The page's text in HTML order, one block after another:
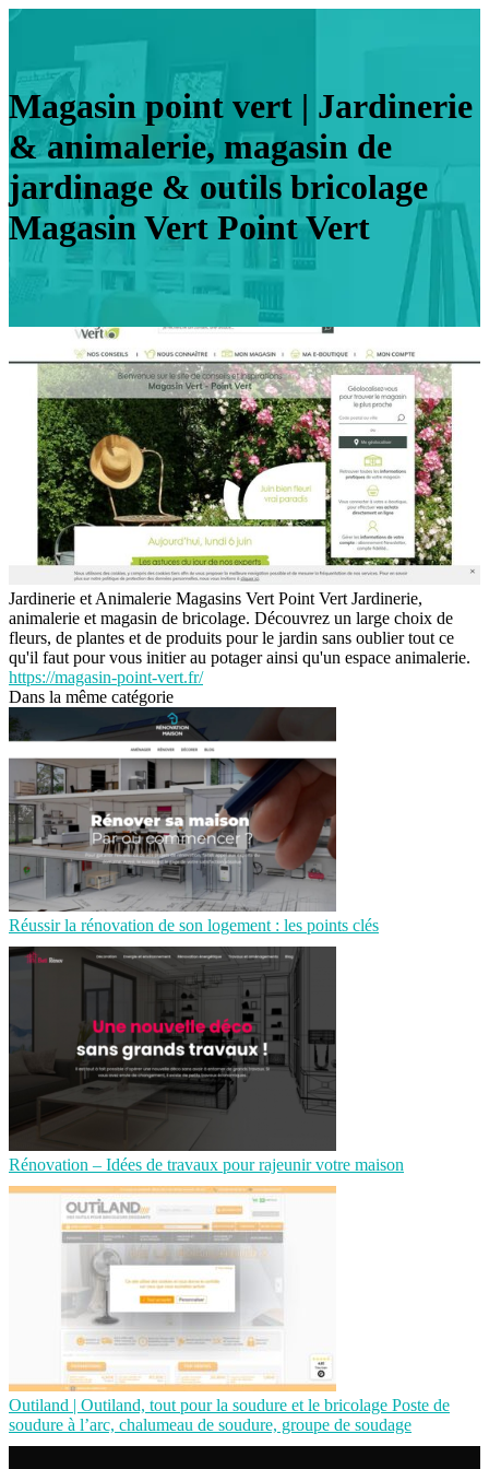
Magasin point vert | Jardinerie
& animalerie, magasin de
jardinage & outils bricolage
Magasin Vert Point Vert
Jardinerie et Animalerie Magasins Vert Point Vert Jardinerie,
animalerie et magasin de bricolage. Découvrez un large choix de
fleurs, de plantes et de produits pour le jardin sans oublier tout ce
qu'il faut pour vous initier au potager ainsi qu'un espace animalerie.
https://magasin-point-vert.fr/
Dans la même catégorie
Réussir la rénovation de son logement : les points clés
Rénovation – Idées de travaux pour rajeunir votre maison
Outiland | Outiland, tout pour la soudure et le bricolage Poste de
soudure à l’arc, chalumeau de soudure, groupe de soudage